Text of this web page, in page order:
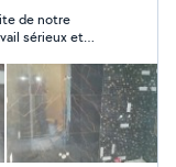
de notre
sérieux et